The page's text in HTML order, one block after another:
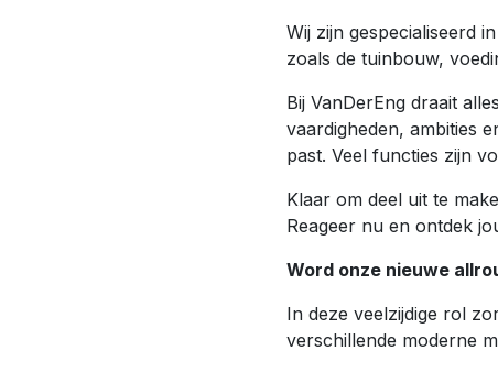
Wij zijn gespecialiseerd
zoals de tuinbouw,
Bij VanDerEng draait
vaardigheden, ambities
past. Veel functies zijn
Klaar om deel uit te
Reageer nu en ontdek
Word onze nieuwe
In deze veelzijdige rol
verschillende moderne